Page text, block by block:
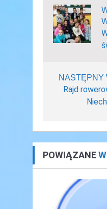
NASTĘPNY
Rajd
POWIĄZANE